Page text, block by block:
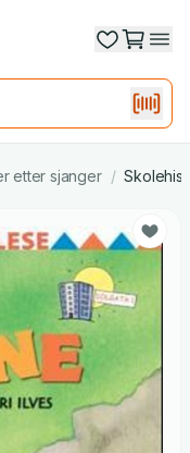
etter sjanger /